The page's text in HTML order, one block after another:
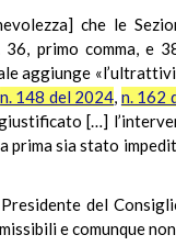
che le
primo comma, e
aggiunge
n. 148 del 2024, n. 162
[…]
prima sia stato
del
e comunque